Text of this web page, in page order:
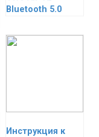
Bluetooth 5.0
Инструкция к